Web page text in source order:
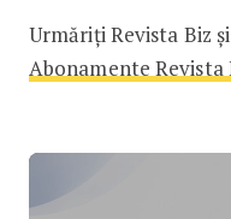
Urmăriți Revista Biz
Abonamente Revista